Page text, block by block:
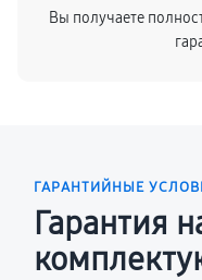
Вы получаете
ГАРАНТИЙНЫЕ
Гарантия